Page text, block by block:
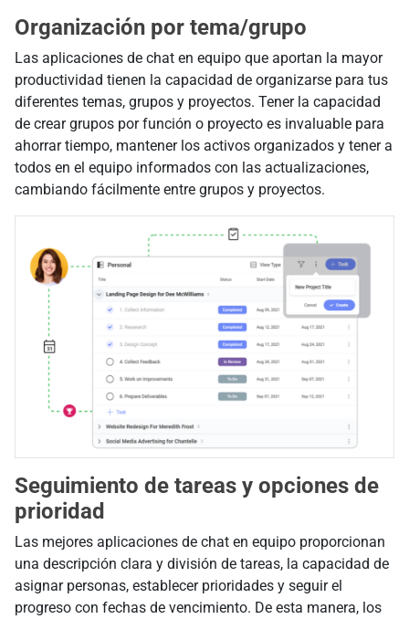
Organización por tema/grupo
Las aplicaciones de chat en equipo que aportan la mayor
productividad tienen la capacidad de organizarse para tus
diferentes temas, grupos y proyectos. Tener la capacidad
de crear grupos por función o proyecto es invaluable para
ahorrar tiempo, mantener los activos organizados y tener a
todos en el equipo informados con las actualizaciones,
cambiando fácilmente entre grupos y proyectos.
Seguimiento de tareas y opciones de
prioridad
Las mejores aplicaciones de chat en equipo proporcionan
una descripción clara y división de tareas, la capacidad de
asignar personas, establecer prioridades y seguir el
progreso con fechas de vencimiento. De esta manera, los